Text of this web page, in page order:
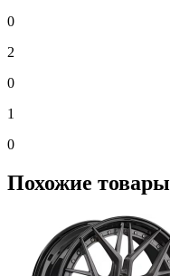
0
2
0
1
0
Похожие товары